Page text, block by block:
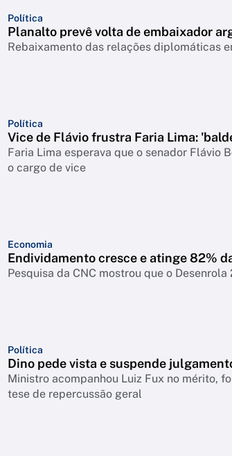
Política
Planalto prevê volta de embaixador
Rebaixamento das relações diplomáticas
Política
Vice de Flávio frustra Faria Lima:
Faria Lima esperava que o senador Flávio
o cargo de vice
Economia
Endividamento cresce e atinge 82%
Pesquisa da CNC mostrou que o
Política
Dino pede vista e suspende
Ministro acompanhou Luiz Fux no mérito,
tese de repercussão geral